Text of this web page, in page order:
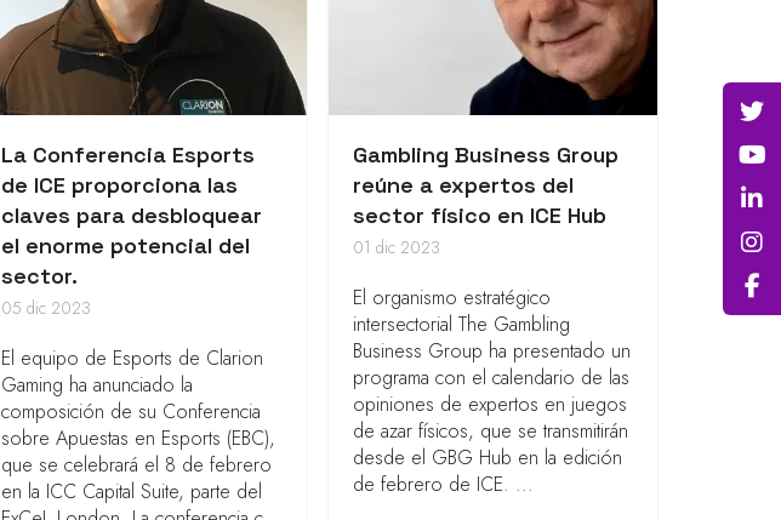
La Conferencia Esports
de ICE proporciona las
claves para desbloquear
el enorme potencial del
sector.
05 dic 2023
El equipo de Esports de Clarion
Gaming ha anunciado la
composición de su Conferencia
sobre Apuestas en Esports (EBC),
que se celebrará el 8 de febrero
en la ICC Capital Suite, parte del
Gambling Business Group
reúne a expertos del
sector físico en ICE Hub
01 dic 2023
El organismo estratégico
intersectorial The Gambling
Business Group ha presentado un
programa con el calendario de las
opiniones de expertos en juegos
de azar físicos, que se transmitirán
desde el GBG Hub en la edición
de febrero de ICE. ...